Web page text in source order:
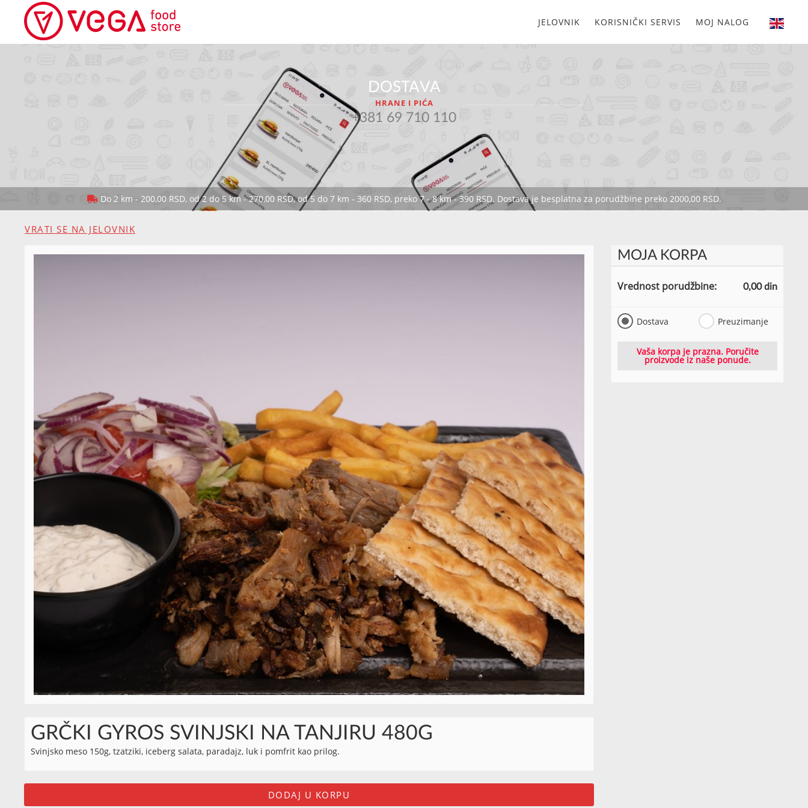
JELOVNIK KORISNIČKI SERVIS MOJ NALOG
DOSTAVA
HRANE I PIĆA
+381 69 710 110
Do 2 km - 200,00 RSD, od 2 do 5 km - 270,00 RSD, od 5 do 7 km - 360 RSD, preko 7 - 8 km - 390 RSD. Dostava je besplatna za porudžbine preko 2000,00 RSD.
VRATI SE NA JELOVNIK
GRČKI GYROS SVINJSKI NA TANJIRU 480G
Svinjsko meso 150g, tzatziki, iceberg salata, paradajz, luk i pomfrit kao prilog.
DODAJ U KORPU
MOJA KORPA
Vrednost porudžbine: 0,00 din
Dostava Preuzimanje
Vaša korpa je prazna. Poručite
proizvode iz naše ponude.